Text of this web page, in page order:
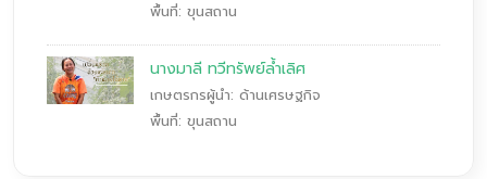
พื้นที่: ขุนสถาน
นางมาลี ทวีทรัพย์ล้ำเลิศ
เกษตรกรผู้นำ: ด้านเศรษฐกิจ
พื้นที่: ขุนสถาน